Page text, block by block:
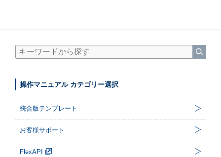
操作マニュアル カテゴリー選択
統合版テンプレート
お客様サポート
FlexAPI